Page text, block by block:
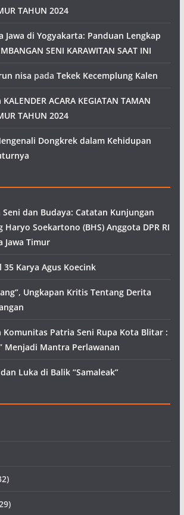
TAHUN 2024
Jawa di Yogyakarta: Panduan Lengkap
SENI KARAWITAN SAAT INI
nisa pada Tekek Kecemplung Kalen
KALENDER ACARA KEGIATAN TAMAN
TAHUN 2024
Dongkrek dalam Kehidupan
dan Budaya: Catatan Kunjungan
Haryo Soekartono (BHS) Anggota DPR RI
Jawa Timur
35 Karya Agus Koecink
Ungkapan Kritis Tentang Derita
Komunitas Patria Seni Rupa Kota Blitar :
Menjadi Mantra Perlawanan
Luka di Balik “Samaleak”